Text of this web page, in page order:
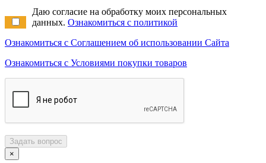
Даю согласие на обработку моих персональных
данных. Ознакомиться с политикой
Ознакомиться с Соглашением об использовании Сайта
Ознакомиться с Условиями покупки товаров
Задать вопрос
×